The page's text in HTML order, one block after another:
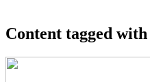
Content tagged